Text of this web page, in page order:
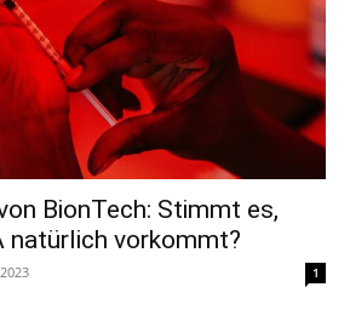
BionTech: Stimmt es,
natürlich vorkommt?
1